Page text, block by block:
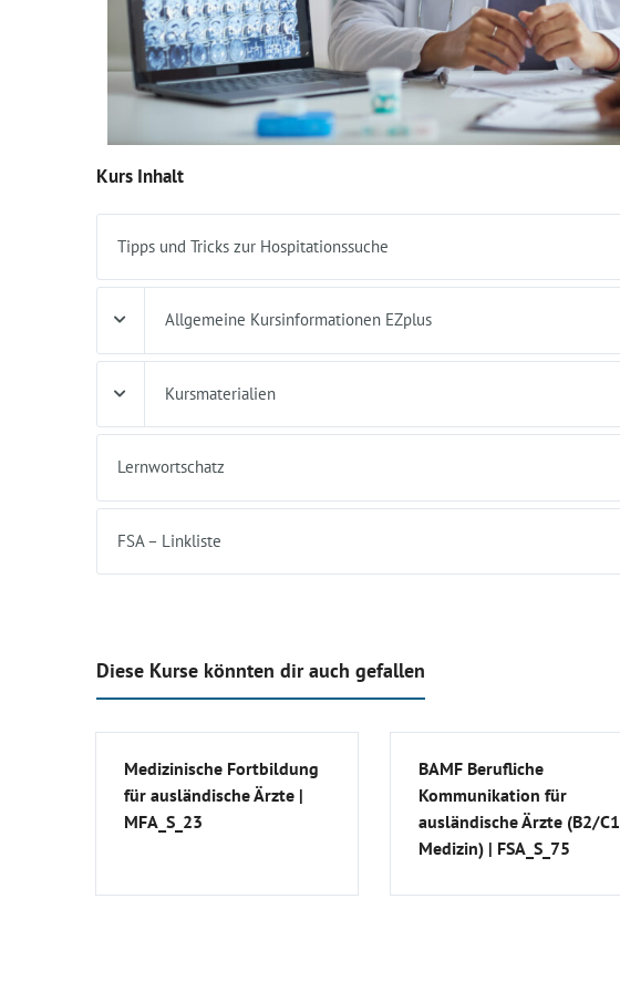
Kurs Inhalt
Tipps und Tricks zur Hospitationssuche
Allgemeine Kursinformationen EZplus
Kursmaterialien
Lernwortschatz
FSA – Linkliste
Diese Kurse könnten dir auch gefallen
Medizinische Fortbildung
für ausländische Ärzte |
MFA_S_23
BAMF Berufliche
Kommunikation für
ausländische Ärzte (B2/C1
Medizin) | FSA_S_75